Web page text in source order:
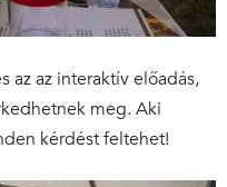
az az interaktív előadás,
meg. Aki
kérdést feltehet!